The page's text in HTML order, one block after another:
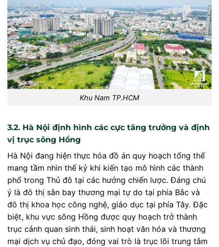
Khu Nam TP.HCM
3.2. Hà Nội định hình các cực tăng trưởng và định
vị trục sông Hồng
Hà Nội đang hiện thực hóa đồ án quy hoạch tổng thể
mang tầm nhìn thế kỷ khi kiến tạo mô hình các thành
phố trong Thủ đô tại các hướng chiến lược. Đáng chú
ý là đô thị sân bay thương mại tự do tại phía Bắc và
đô thị khoa học công nghệ, giáo dục tại phía Tây. Đặc
biệt, khu vực sông Hồng được quy hoạch trở thành
trục cảnh quan sinh thái, sinh hoạt văn hóa và thương
mại dịch vụ chủ đạo, đóng vai trò là trục lõi trung tâm